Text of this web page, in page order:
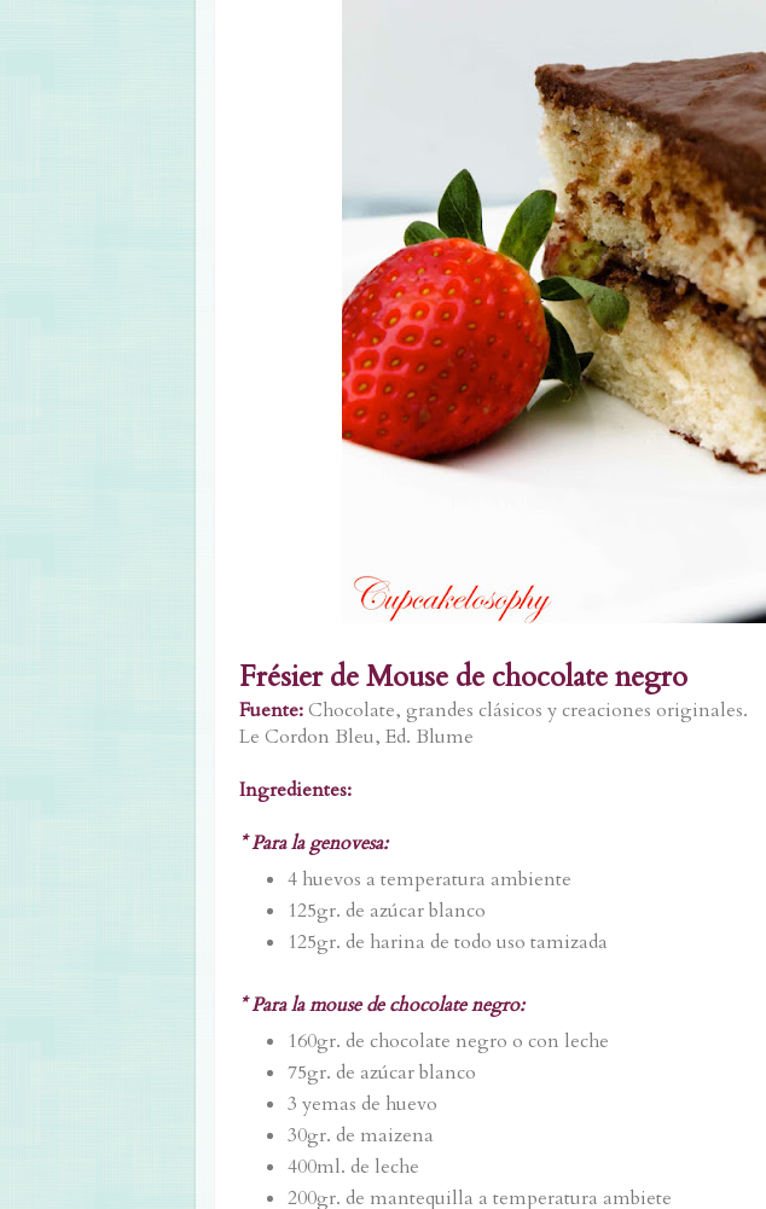
Frésier de Mouse de chocolate negro
Fuente:Chocolate, grandes clásicos y creaciones originales.
Le Cordon Bleu, Ed. Blume
Ingredientes:
* Para la genovesa:
4 huevos a temperatura ambiente
125gr. de azúcar blanco
125gr. de harina de todo uso tamizada
* Para la mouse de chocolate negro:
160gr. de chocolate negro o con leche
75gr. de azúcar blanco
3 yemas de huevo
30gr. de maizena
400ml. de leche
200gr. de mantequilla a temperatura ambiete